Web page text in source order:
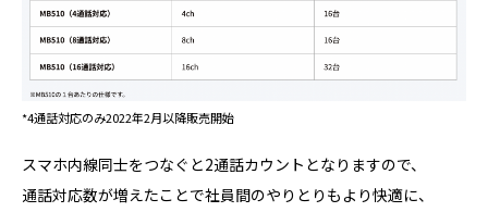
*4通話対応のみ2022年2月以降販売開始
スマホ内線同士をつなぐと2通話カウントとなりますので、
通話対応数が増えたことで社員間のやりとりもより快適に、